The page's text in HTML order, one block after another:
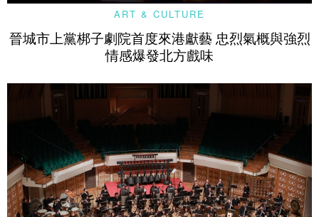
ART & CULTURE
晉城市上黨梆子劇院首度來港獻藝 忠烈氣概與強烈
情感爆發北方戲味